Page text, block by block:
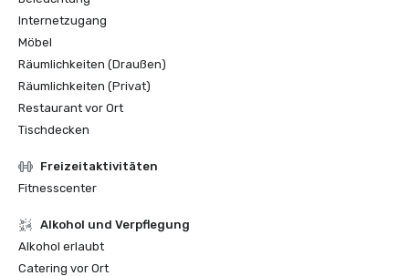
Internetzugang
Möbel
Räumlichkeiten (Draußen)
Räumlichkeiten (Privat)
Restaurant vor Ort
Tischdecken
Freizeitaktivitäten
Fitnesscenter
‪Alkohol‬ und Verpflegung
‪Alkohol‬ erlaubt
Catering vor Ort